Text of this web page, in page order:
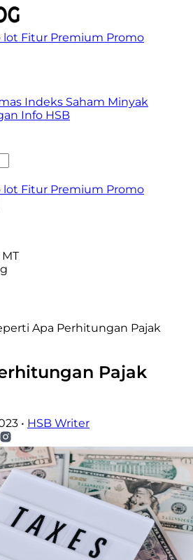
lot Fitur Premium Promo
Indeks Saham Minyak
Info HSB
lot Fitur Premium Promo
Apa Perhitungan Pajak
Pajak
• HSB Writer